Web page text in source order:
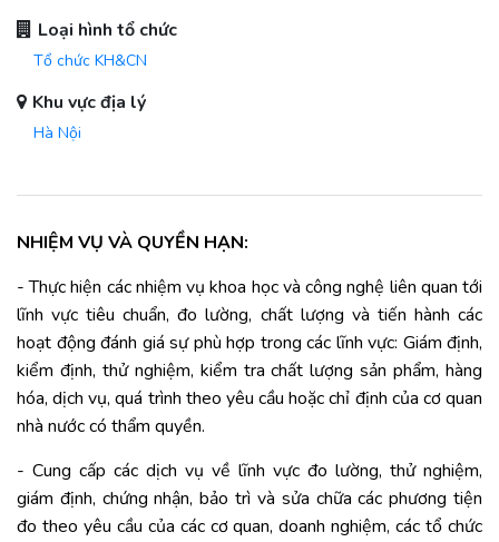
Loại hình tổ chức
Tổ chức KH&CN
Khu vực địa lý
Hà Nội
NHIỆM VỤ VÀ QUYỀN HẠN:
- Thực hiện các nhiệm vụ khoa học và công nghệ liên quan tới
lĩnh vực tiêu chuẩn, đo lường, chất lượng và tiến hành các
hoạt động đánh giá sự phù hợp trong các lĩnh vực: Giám định,
kiểm định, thử nghiệm, kiểm tra chất lượng sản phẩm, hàng
hóa, dịch vụ, quá trình theo yêu cầu hoặc chỉ định của cơ quan
nhà nước có thẩm quyền.
- Cung cấp các dịch vụ về lĩnh vực đo lường, thử nghiệm,
giám định, chứng nhận, bảo trì và sửa chữa các phương tiện
đo theo yêu cầu của các cơ quan, doanh nghiệm, các tổ chức